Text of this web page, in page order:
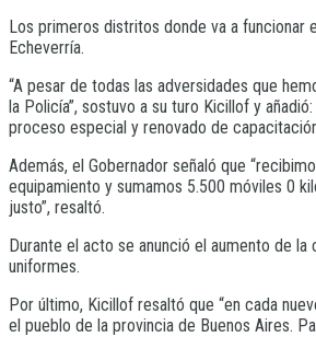
Los primeros distritos donde va a funcionar
Echeverría.
“A pesar de todas las adversidades que
la Policía”, sostuvo a su turo Kicillof y
proceso especial y renovado de
Además, el Gobernador señaló que
equipamiento y sumamos 5.500 móviles 0
justo”, resaltó.
Durante el acto se anunció el aumento de
uniformes.
Por último, Kicillof resaltó que “en cada
el pueblo de la provincia de Buenos Aires.